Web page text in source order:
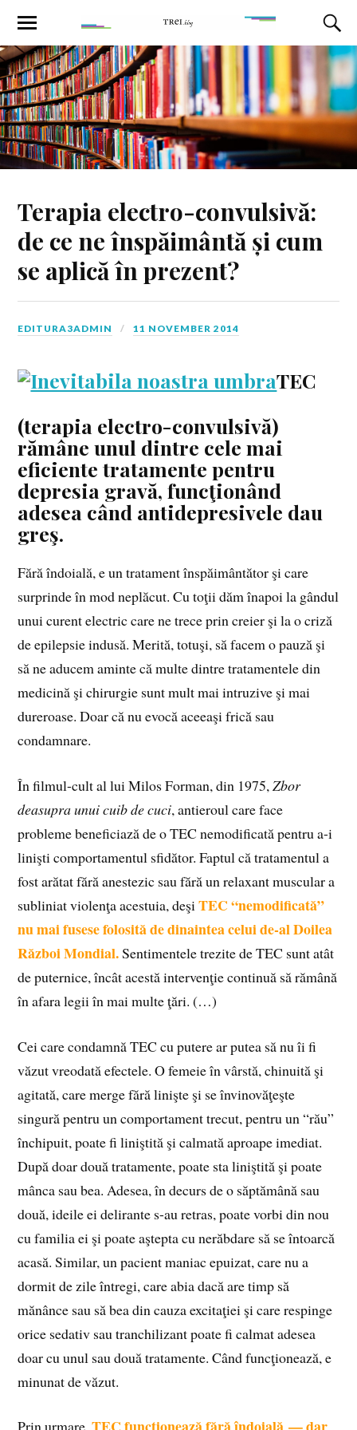
Terapia electro-convulsivă:
de ce ne înspăimântă și cum
se aplică în prezent?
EDITURA3ADMIN 11 NOVEMBER 2014
TEC
(terapia electro-convulsivă)
rămâne unul dintre cele mai
eficiente tratamente pentru
depresia gravă, funcţionând
adesea când antidepresivele dau
greş.
Fără îndoială, e un tratament înspăimântător şi care
surprinde în mod neplăcut. Cu toţii dăm înapoi la gândul
unui curent electric care ne trece prin creier şi la o criză
de epilepsie indusă. Merită, totuşi, să facem o pauză şi
să ne aducem aminte că multe dintre tratamentele din
medicină şi chirurgie sunt mult mai intruzive şi mai
dureroase. Doar că nu evocă aceeaşi frică sau
condamnare.
În filmul-cult al lui Milos Forman, din 1975,Zbor
deasupra unui cuib de cuci, antieroul care face
probleme beneficiază de o TEC nemodificată pentru a-i
linişti comportamentul sfidător. Faptul că tratamentul a
fost arătat fără anestezic sau fără un relaxant muscular a
subliniat violenţa acestuia, deşiTEC “nemodificată”
nu mai fusese folosită de dinaintea celui de-al Doilea
Război Mondial.Sentimentele trezite de TEC sunt atât
de puternice, încât acestă intervenţie continuă să rămână
în afara legii în mai multe ţări. (…)
Cei care condamnă TEC cu putere ar putea să nu îi fi
văzut vreodată efectele. O femeie în vârstă, chinuită şi
agitată, care merge fără linişte şi se învinovăţeşte
singură pentru un comportament trecut, pentru un “rău”
închipuit, poate fi liniştită şi calmată aproape imediat.
După doar două tratamente, poate sta liniştită şi poate
mânca sau bea. Adesea, în decurs de o săptămână sau
două, ideile ei delirante s-au retras, poate vorbi din nou
cu familia ei şi poate aştepta cu nerăbdare să se întoarcă
acasă. Similar, un pacient maniac epuizat, care nu a
dormit de zile întregi, care abia dacă are timp să
mănânce sau să bea din cauza excitaţiei şi care respinge
orice sedativ sau tranchilizant poate fi calmat adesea
doar cu unul sau două tratamente. Când funcţionează, e
minunat de văzut.